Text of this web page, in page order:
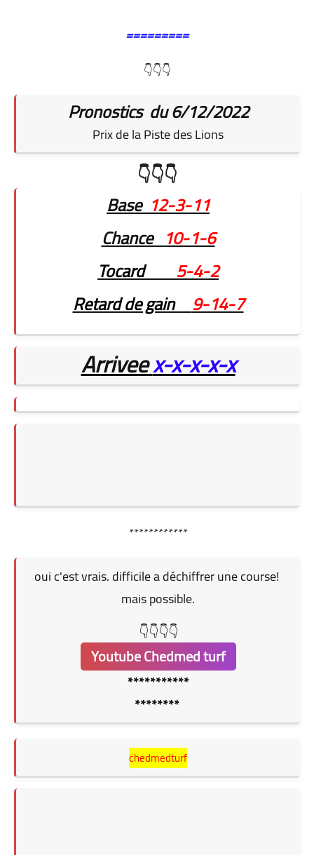
=========
👇👇👇
Pronostics du 6/12/2022
Prix de la Piste des Lions
👇👇👇
Base12-3-11
Chance10-1-6
Tocard
5-4-2
Retard de gain9-14-7
Arriveex-x-x-x-x
************
oui c'est vrais. difficile a déchiffrer une course!
mais possible.
👇👇👇👇
Youtube Chedmed turf
***********
********
chedmedturf